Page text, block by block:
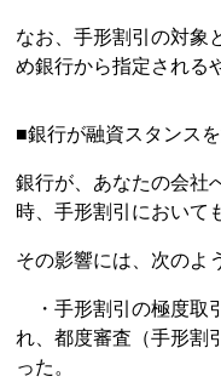
なお、手形割引の対象
め銀行から指定される
■銀行が融資スタンス
銀行が、あなたの会社
時、手形割引において
その影響には、次のよ
・手形割引の極度取
れ、都度審査（手形割
った。